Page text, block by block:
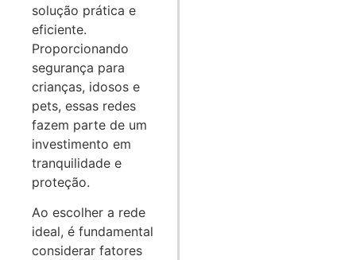
solução prática e
eficiente.
Proporcionando
segurança para
crianças, idosos e
pets, essas redes
fazem parte de um
investimento em
tranquilidade e
proteção.
Ao escolher a rede
ideal, é fundamental
considerar fatores